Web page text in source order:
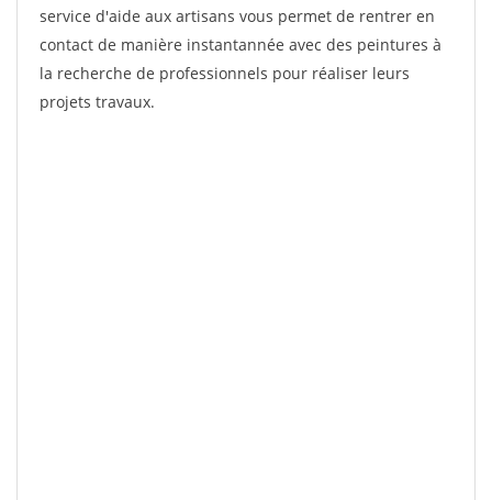
service d'aide aux artisans vous permet de rentrer en
contact de manière instantannée avec des peintures à
la recherche de professionnels pour réaliser leurs
projets travaux.